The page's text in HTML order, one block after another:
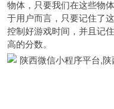
物体，只要我们在这些物
于用户而言，只要记住了
控制好游戏时间，并且记
高的分数。